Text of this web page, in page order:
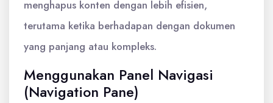
menghapus konten dengan lebih efisien,
terutama ketika berhadapan dengan dokumen
yang panjang atau kompleks.
Menggunakan Panel Navigasi
(Navigation Pane)